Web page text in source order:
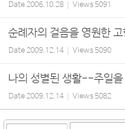
Date2006.10.28 Views 5091
순례자의 걸음을 영원한
Date2009.12.14 Views 5090
나의 성별된 생활--주일을
Date2009.12.14 Views 5082